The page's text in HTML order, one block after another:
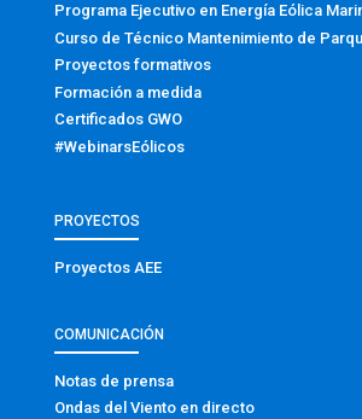
Programa Ejecutivo en Energía Eólica
Curso de Técnico Mantenimiento de
Proyectos formativos
Formación a medida
Certificados GWO
#WebinarsEólicos
PROYECTOS
Proyectos AEE
COMUNICACIÓN
Notas de prensa
Ondas del Viento en directo